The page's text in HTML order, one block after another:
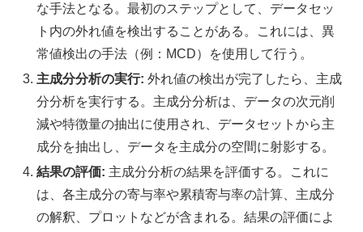
な手法となる。最初のステップとして、データセッ
ト内の外れ値を検出することがある。これには、異
常値検出の手法（例：MCD）を使用して行う。
主成分分析の実行: 外れ値の検出が完了したら、主成
分分析を実行する。主成分分析は、データの次元削
減や特徴量の抽出に使用され、データセットから主
成分を抽出し、データを主成分の空間に射影する。
結果の評価: 主成分分析の結果を評価する。これに
は、各主成分の寄与率や累積寄与率の計算、主成分
の解釈、プロットなどが含まれる。結果の評価によ